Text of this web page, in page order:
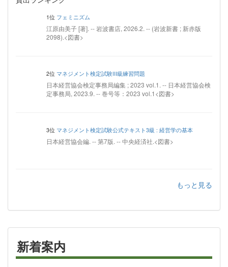
1位 フェミニズム
江原由美子 [著]. -- 岩波書店, 2026.2. -- (岩波新書 ; 新赤版
2098).<図書>
2位 マネジメント検定試験III級練習問題
日本経営協会検定事務局編集 ; 2023 vol.1. -- 日本経営協会検
定事務局, 2023.9. -- 巻号等：2023 vol.1<図書>
3位 マネジメント検定試験公式テキスト3級 : 経営学の基本
日本経営協会編. -- 第7版. -- 中央経済社.<図書>
もっと見る
新着案内